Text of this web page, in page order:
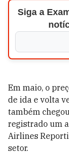
Siga a
Em maio, o
de ida e volta
também
registrado um
Airlines
setor.